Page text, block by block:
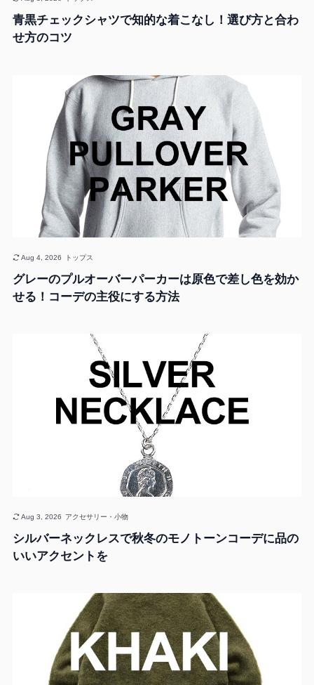
青黒チェックシャツで知的な着こなし！選び方と合わ
せ方のコツ
グレーのプルオーバーパーカーは原色で差し色を効か
せる！コーデの主役にする方法
Aug 4, 2026 トップス
シルバーネックレスで秋冬のモノトーンコーデに品の
いいアクセントを
Aug 3, 2026 アクセサリー・小物